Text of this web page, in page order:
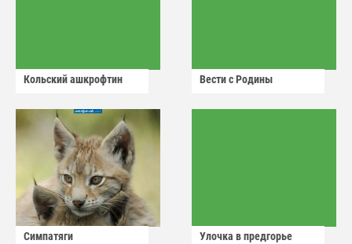
Кольский ашкрофтин Вести с Родины
Симпатяги Улочка в предгорье